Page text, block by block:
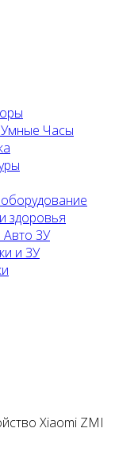
Часы
здоровья
Авто ЗУ
и ЗУ
Xiaomi ZMI